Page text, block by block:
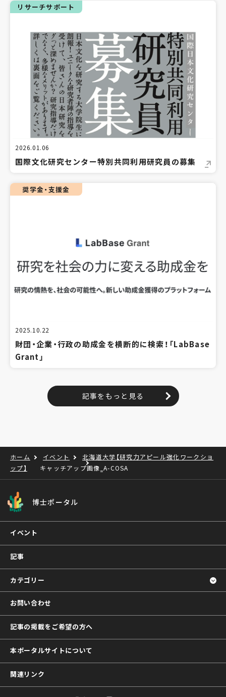
リサーチサポート
2026.01.06
国際文化研究センター特別共同利用研究員の募集
奨学金・支援金
2025.10.22
財団・企業・行政の助成金を横断的に検索！「LabBase
Grant」
記事をもっと見る
ホーム イベント
北海道大学【研究力アピール強化ワークショ
ップ】
キャッチアップ画像‗A-COSA
博士ポータル
イベント
記事
カテゴリー
お問い合わせ
記事の掲載をご希望の方へ
本ポータルサイトについて
関連リンク